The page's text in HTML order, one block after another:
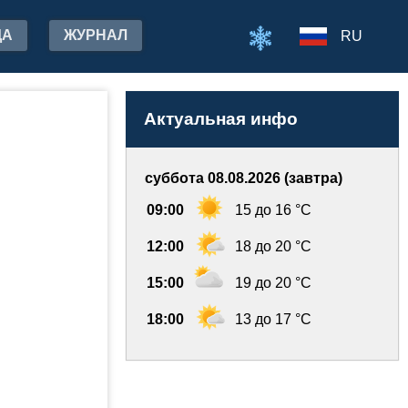
ЖУРНАЛ RU
Актуальная инфо
суббота 08.08.2026 (завтра)
09:00 15 до 16 °C
12:00 18 до 20 °C
15:00 19 до 20 °C
18:00 13 до 17 °C